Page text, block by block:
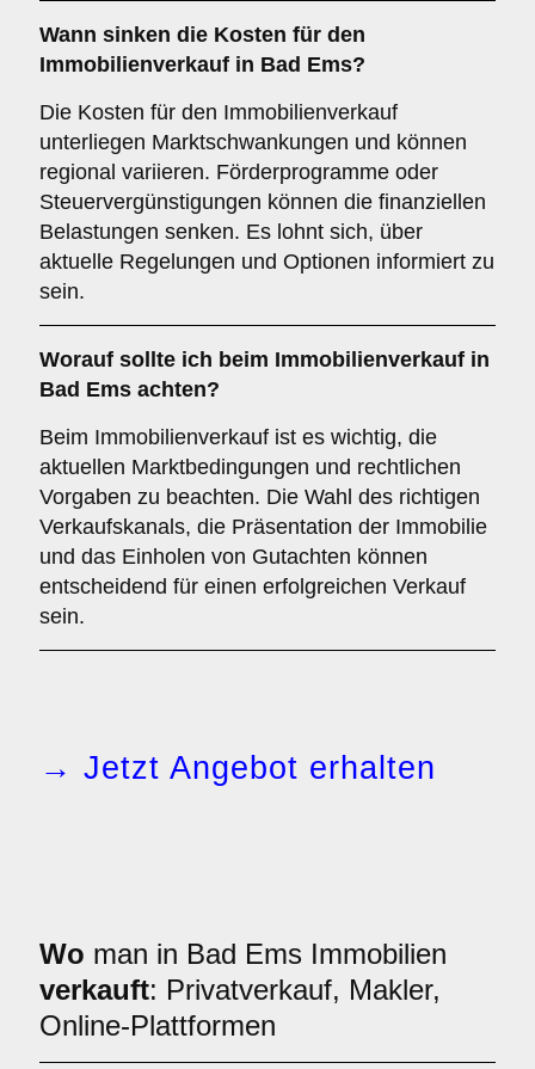
Wann sinken die Kosten für den
Immobilienverkauf in Bad Ems?
Die Kosten für den Immobilienverkauf
unterliegen Marktschwankungen und können
regional variieren. Förderprogramme oder
Steuervergünstigungen können die finanziellen
Belastungen senken. Es lohnt sich, über
aktuelle Regelungen und Optionen informiert zu
sein.
Worauf sollte ich beim Immobilienverkauf in
Bad Ems achten?
Beim Immobilienverkauf ist es wichtig, die
aktuellen Marktbedingungen und rechtlichen
Vorgaben zu beachten. Die Wahl des richtigen
Verkaufskanals, die Präsentation der Immobilie
und das Einholen von Gutachten können
entscheidend für einen erfolgreichen Verkauf
sein.
→ Jetzt Angebot erhalten
Wo man in Bad Ems Immobilien
verkauft: Privatverkauf, Makler,
Online-Plattformen